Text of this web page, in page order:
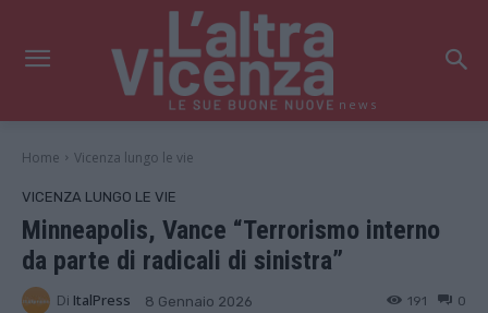
news
Home Vicenza lungo le vie
VICENZA LUNGO LE VIE
Minneapolis, Vance “Terrorismo interno
da parte di radicali di sinistra”
Di ItalPress 8 Gennaio 2026 0
191